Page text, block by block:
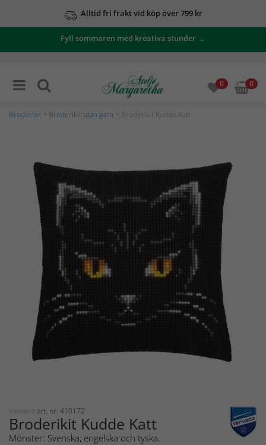
Alltid fri frakt vid köp över 799 kr
Fyll sommaren med kreativa stunder →
0 0
Broderier Broderikit utan garn > Broderikit Kudde Katt
Vervaco art. nr: 410172
Broderikit Kudde Katt
Mönster: Svenska, engelska och tyska.